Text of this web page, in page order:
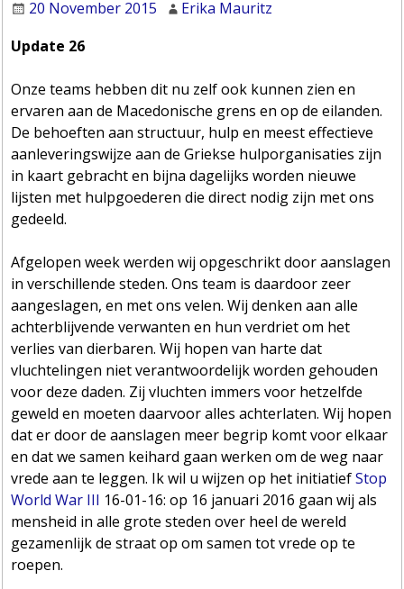
20 November 2015
Erika Mauritz
Update 26
Onze teams hebben dit nu zelf ook kunnen zien en
ervaren aan de Macedonische grens en op de eilanden.
De behoeften aan structuur, hulp en meest effectieve
aanleveringswijze aan de Griekse hulporganisaties zijn
in kaart gebracht en bijna dagelijks worden nieuwe
lijsten met hulpgoederen die direct nodig zijn met ons
gedeeld.
Afgelopen week werden wij opgeschrikt door aanslagen
in verschillende steden. Ons team is daardoor zeer
aangeslagen, en met ons velen. Wij denken aan alle
achterblijvende verwanten en hun verdriet om het
verlies van dierbaren. Wij hopen van harte dat
vluchtelingen niet verantwoordelijk worden gehouden
voor deze daden. Zij vluchten immers voor hetzelfde
geweld en moeten daarvoor alles achterlaten. Wij hopen
dat er door de aanslagen meer begrip komt voor elkaar
en dat we samen keihard gaan werken om de weg naar
vrede aan te leggen. Ik wil u wijzen op het initiatiefStop
World War III 16-01-16: op 16 januari 2016 gaan wij als
mensheid in alle grote steden over heel de wereld
gezamenlijk de straat op om samen tot vrede op te
roepen.